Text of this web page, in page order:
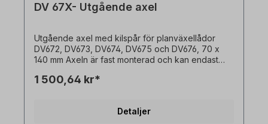
DV 67X- Utgående axel
Utgående axel med kilspår för planväxellådor
DV672, DV673, DV674, DV675 och DV676, 70 x
140 mm Axeln är fast monterad och kan endast
produktbilder är icke-bindande exempel! Med
1 500,64 kr*
Detaljer